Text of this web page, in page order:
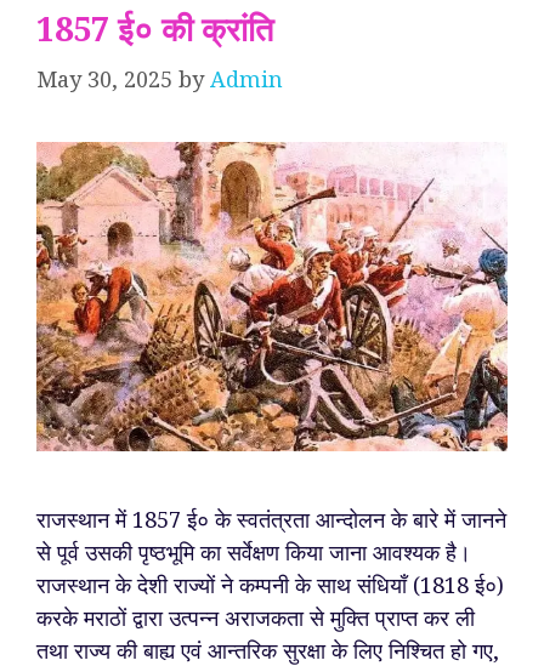
1857 ई० की क्रांति
May 30, 2025 byAdmin
राजस्थान में 1857 ई० के स्वतंत्रता आन्दोलन के बारे में जानने
से पूर्व उसकी पृष्ठभूमि का सर्वेक्षण किया जाना आवश्यक है।
राजस्थान के देशी राज्यों ने कम्पनी के साथ संधियाँ (1818 ई०)
करके मराठों द्वारा उत्पन्न अराजकता से मुक्ति प्राप्त कर ली
तथा राज्य की बाह्य एवं आन्तरिक सुरक्षा के लिए निश्चित हो गए,